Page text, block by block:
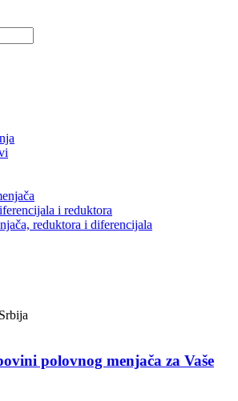
i reduktora
reduktora i diferencijala
polovnog menjača za Vaše